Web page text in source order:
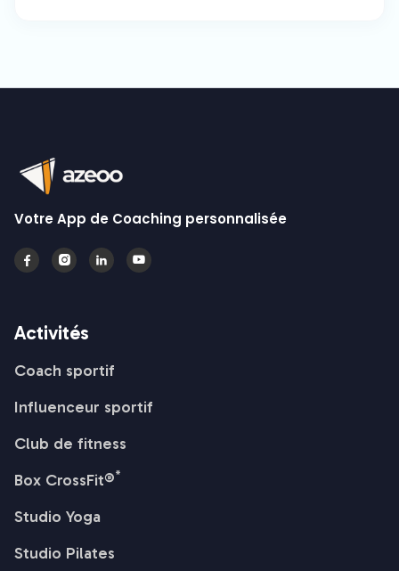
Votre App de Coaching personnalisée
   
Activités
Coach sportif
Influenceur sportif
Club de fitness
Box CrossFit®*
Studio Yoga
Studio Pilates